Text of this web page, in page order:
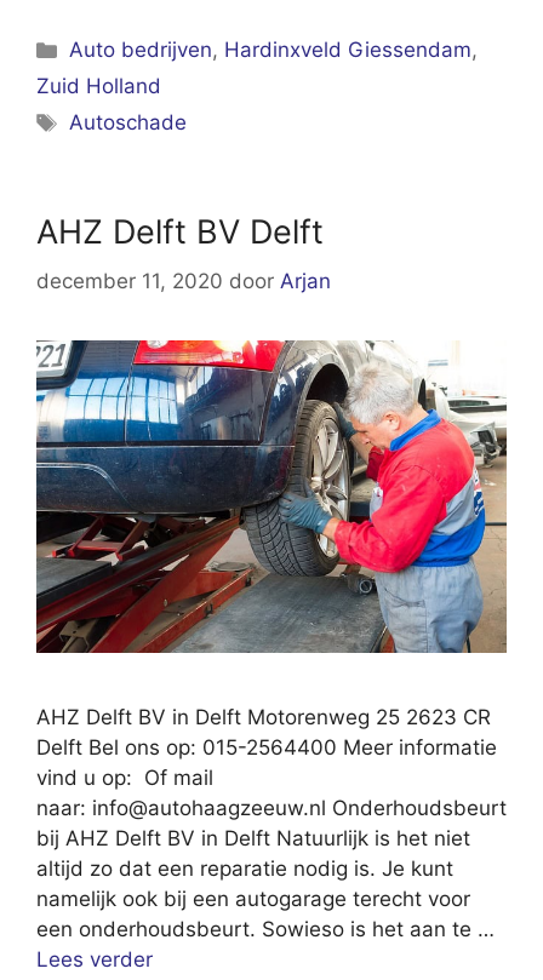
Categorieën
Auto bedrijven, Hardinxveld Giessendam,
Zuid Holland
Tags
Autoschade
AHZ Delft BV Delft
december 11, 2020 door Arjan
AHZ Delft BV in Delft Motorenweg 25 2623 CR
Delft Bel ons op: 015-2564400 Meer informatie
vind u op: Of mail
naar: info@autohaagzeeuw.nl Onderhoudsbeurt
bij AHZ Delft BV in Delft Natuurlijk is het niet
altijd zo dat een reparatie nodig is. Je kunt
namelijk ook bij een autogarage terecht voor
een onderhoudsbeurt. Sowieso is het aan te …
Lees verder